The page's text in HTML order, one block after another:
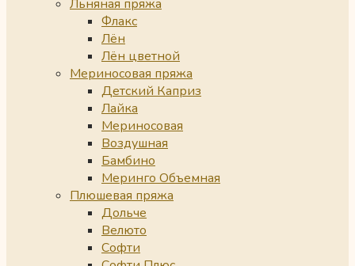
Льняная пряжа
Флакс
Лён
Лён цветной
Мериносовая пряжа
Детский Каприз
Лайка
Мериносовая
Воздушная
Бамбино
Меринго Объемная
Плюшевая пряжа
Дольче
Велюто
Софти